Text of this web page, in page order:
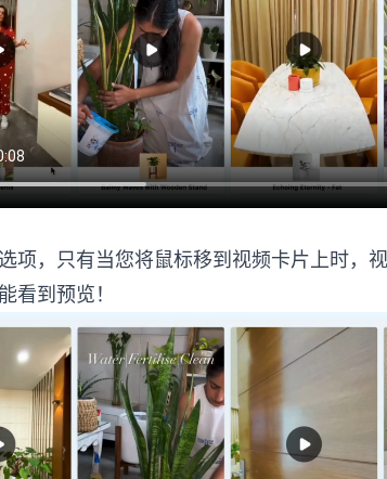
项，只有当您将鼠标移到视频卡片上时，
看到预览！